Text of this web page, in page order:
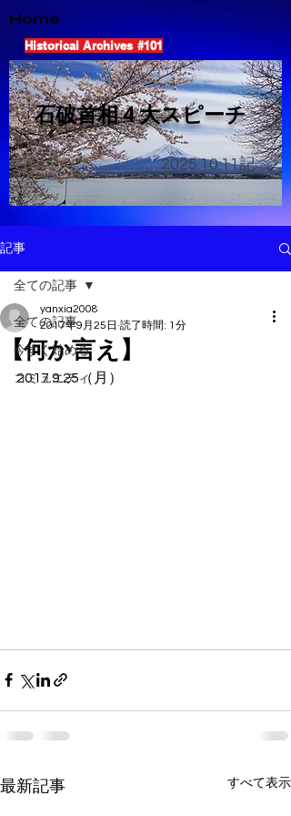
Home
Historical Archives #101
​石破首相４大スピーチ
2025.10.11記
記事
全ての記事
今すぐ始める
コミュニティ
全ての記事
【何か言え】
yanxia2008
2017年9月25日 読了時間: 1分
2017.9.25（月）
最新記事 すべて表示